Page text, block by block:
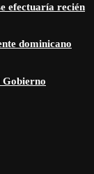
efectuaría recién
dominicano
Gobierno